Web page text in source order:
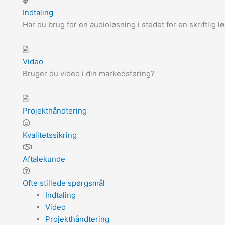
Indtaling
Har du brug for en audioløsning i stedet for en skriftlig
Video
Bruger du video i din markedsføring?
Projekthåndtering
Kvalitetssikring
Aftalekunde
Ofte stillede spørgsmål
Indtaling
Video
Projekthåndtering